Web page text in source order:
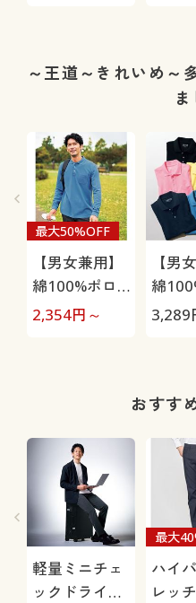
～王道～きれいめ～
【男女兼用】
綿100%ポロ
シャツ(長袖)
最大50%OFF
2,354円～
【男
綿
シャツ
3,289
おすす
軽量ミニチェ
ックドライイ
ハイ
レッ
最大